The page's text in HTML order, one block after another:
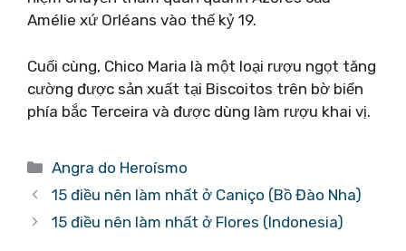
Amélie xứ Orléans vào thế kỷ 19.
Cuối cùng, Chico Maria là một loại rượu ngọt tăng
cường được sản xuất tại Biscoitos trên bờ biển
phía bắc Terceira và được dùng làm rượu khai vị.
Danh
mục
Angra do Heroísmo
15 điều nên làm nhất ở Caniço (Bồ Đào Nha)
15 điều nên làm nhất ở Flores (Indonesia)